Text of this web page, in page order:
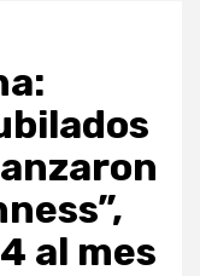
al mes